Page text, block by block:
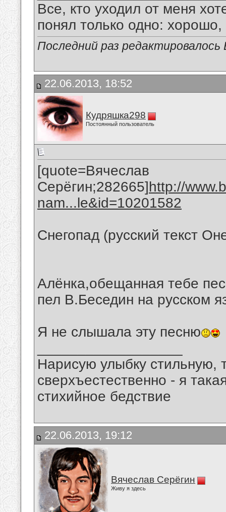
Все, кто уходил от меня
понял только одно:
Последний раз
22.06.2013, 18:52
Кудряшка298
Постоянный пользователь
[quote=Вячеслав
Серёгин;282665]http://
nam...le&id=10201582
Снегопад (русский текст
Алёнка,обещанная тебе
пел В.Беседин на русском
Я не слышала эту песню
Нарисую улыбку стильную,
сверхъестественно - я
стихийное бедствие
22.06.2013, 19:12
Вячеслав Серёгин
Живу я здесь